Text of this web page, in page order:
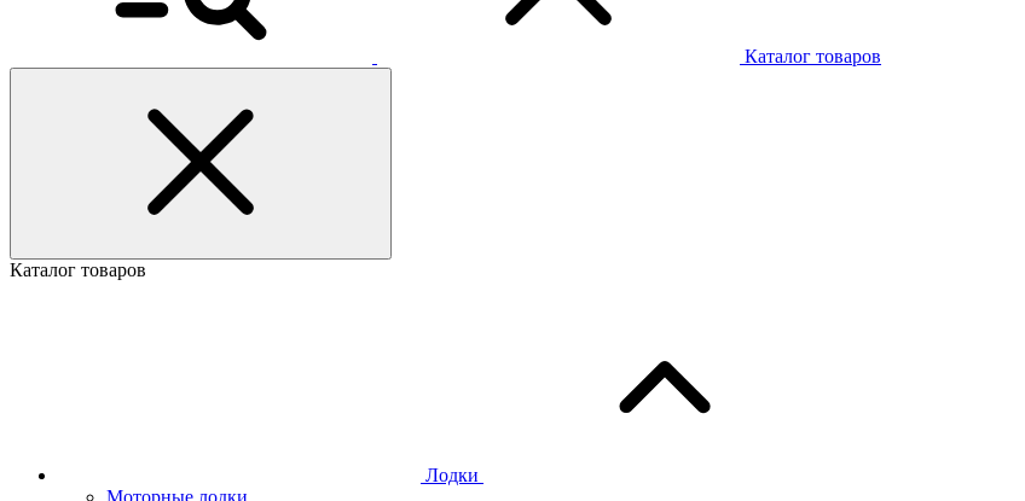
Каталог товаров
Каталог товаров
Лодки
Моторные лодки